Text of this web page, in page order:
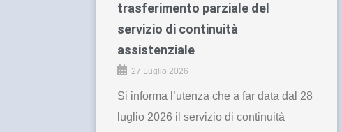
trasferimento parziale del
servizio di continuità
assistenziale
27 Luglio 2026
Si informa l’utenza che a far data dal 28
luglio 2026 il servizio di continuità